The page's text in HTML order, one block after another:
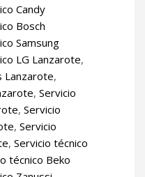
Candy
Bosch
Samsung
LG Lanzarote,
Lanzarote,
, Servicio
, Servicio
, Servicio
, Servicio técnico
técnico Beko